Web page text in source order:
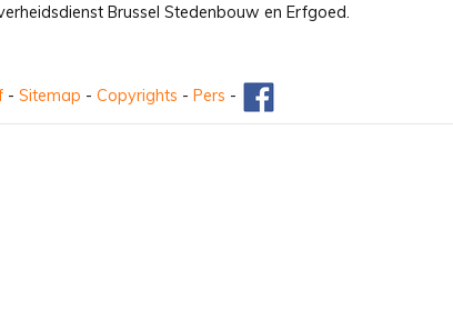
Brussel Stedenbouw en Erfgoed.
- Sitemap - Copyrights - Pers -